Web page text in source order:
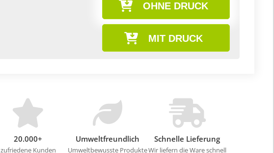
OHNE DRUCK
MIT DRUCK
20.000+
zufriedene Kunden
Umweltfreundlich
Umweltbewusste Produkte
Schnelle Lieferung
Wir liefern die Ware schnell